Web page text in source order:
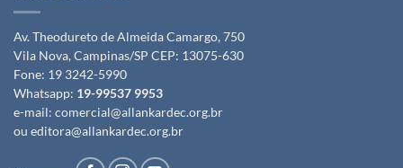
Av. Theodureto de Almeida Camargo, 750
Vila Nova, Campinas/SP CEP: 13075-630
Fone: 19 3242-5990
Whatsapp: 19-99537 9953
e-mail: comercial@allankardec.org.br
ou editora@allankardec.org.br